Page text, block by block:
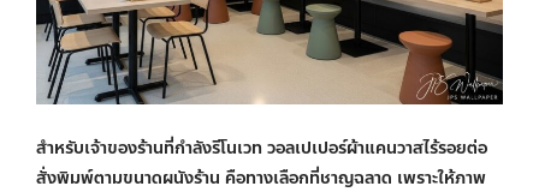
สำหรับเจ้าของร้านที่กำลังรีโนเวท วอลเปเปอร์ผ้าแคนวาสไร้รอยต่อ
สั่งพิมพ์ตามขนาดผนังร้าน คือทางเลือกที่ชาญฉลาด เพราะให้ภาพ